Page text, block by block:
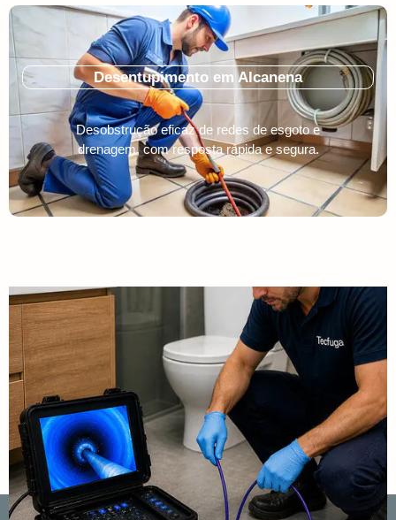
Desentupimento em Alcanena
Desobstrução eficaz de redes de esgoto e
drenagem, com resposta rápida e segura.